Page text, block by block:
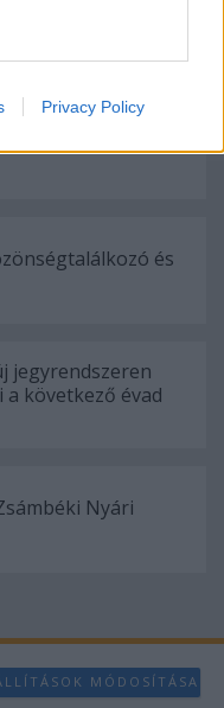
or app.
storage
and other
Privacy Policy
és
jegyrendszeren
következő évad
Nyári
MÓDOSÍTÁSA